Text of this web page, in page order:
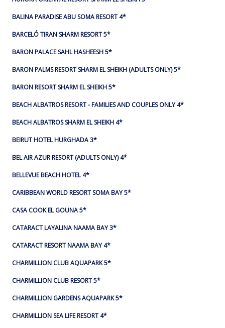
BALINA PARADISE ABU SOMA RESORT 4*
BARCELÓ TIRAN SHARM RESORT 5*
BARON PALACE SAHL HASHEESH 5*
BARON PALMS RESORT SHARM EL SHEIKH (ADULTS ONLY) 5*
BARON RESORT SHARM EL SHEIKH 5*
BEACH ALBATROS RESORT - FAMILIES AND COUPLES ONLY 4*
BEACH ALBATROS SHARM EL SHEIKH 4*
BEIRUT HOTEL HURGHADA 3*
BEL AIR AZUR RESORT (ADULTS ONLY) 4*
BELLEVUE BEACH HOTEL 4*
CARIBBEAN WORLD RESORT SOMA BAY 5*
CASA COOK EL GOUNA 5*
CATARACT LAYALINA NAAMA BAY 3*
CATARACT RESORT NAAMA BAY 4*
CHARMILLION CLUB AQUAPARK 5*
CHARMILLION CLUB RESORT 5*
CHARMILLION GARDENS AQUAPARK 5*
CHARMILLION SEA LIFE RESORT 4*